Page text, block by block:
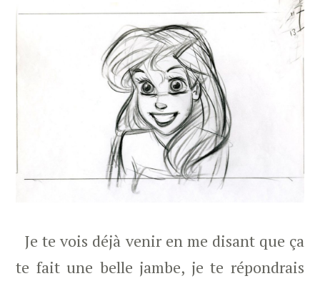
Je te vois déjà venir en me disant que ça
te fait une belle jambe, je te répondrais